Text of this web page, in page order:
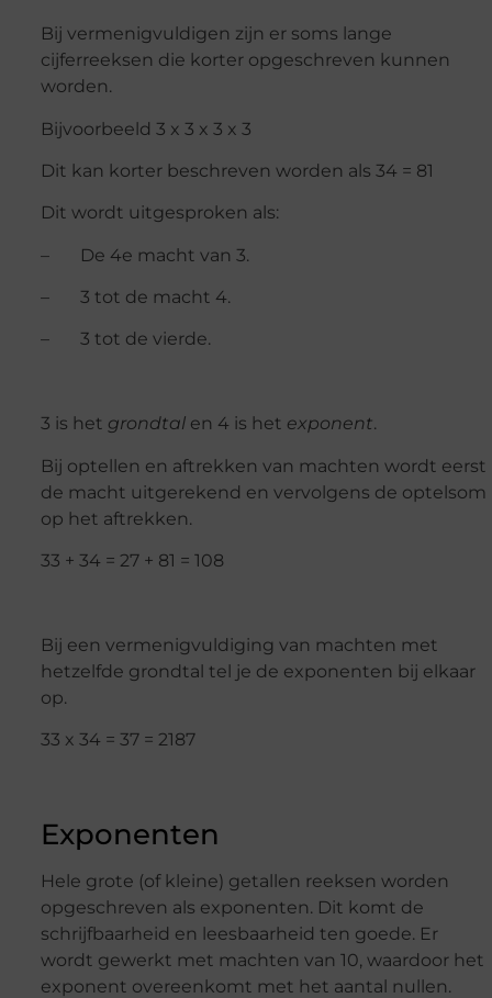
Bij vermenigvuldigen zijn er soms lange
cijferreeksen die korter opgeschreven kunnen
worden.
Bijvoorbeeld 3 x 3 x 3 x 3
Dit kan korter beschreven worden als 34 = 81
Dit wordt uitgesproken als:
– De 4e macht van 3.
– 3 tot de macht 4.
– 3 tot de vierde.
3 is het grondtalen 4 is het exponent.
Bij optellen en aftrekken van machten wordt eerst
de macht uitgerekend en vervolgens de optelsom
op het aftrekken.
33 + 34 = 27 + 81 = 108
Bij een vermenigvuldiging van machten met
hetzelfde grondtal tel je de exponenten bij elkaar
op.
33 x 34 = 37 = 2187
Exponenten
Hele grote (of kleine) getallen reeksen worden
opgeschreven als exponenten. Dit komt de
schrijfbaarheid en leesbaarheid ten goede. Er
wordt gewerkt met machten van 10, waardoor het
exponent overeenkomt met het aantal nullen.